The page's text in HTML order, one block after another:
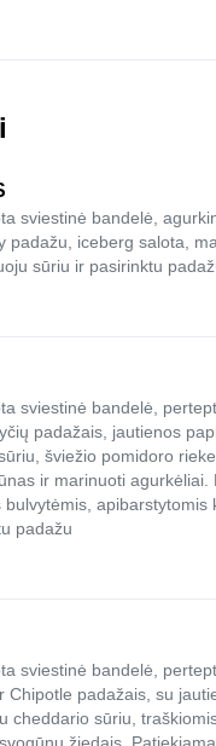
sviestinė bandelė,
padažu, iceberg salota,
sūriu ir pasirinktu
sviestinė bandelė,
padažais, jautienos
šviežio pomidoro
ir marinuoti agurkėliai.
apibarstytomis
padažu
sviestinė bandelė,
Chipotle padažais, su
cheddario sūriu,